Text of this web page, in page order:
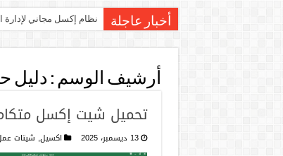
أخبار عاجلة نظام إكسل مجاني لإدارة
أرشيف الوسم : دليل
تحميل شيت إكسل
13 ديسمبر، 2025 اكسيل, شيتات